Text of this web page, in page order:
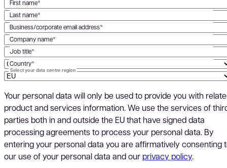
First name*
Last name*
Business/corporate email address*
Company name*
Job title*
Country*
Select your data centre region
Your personal data will only be used to provide you with
product and services information. We use the services of
parties both in and outside the EU that have signed data
processing agreements to process your personal data. By
entering your personal data you are affirmatively consenting
our use of your personal data and our privacy policy.